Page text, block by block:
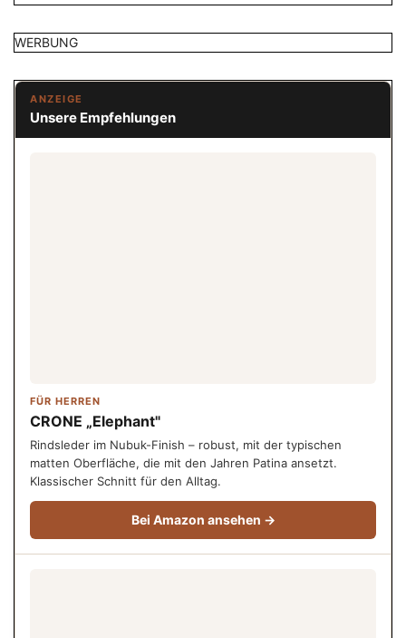
WERBUNG
ANZEIGE
Unsere Empfehlungen
FÜR HERREN
CRONE „Elephant"
Rindsleder im Nubuk-Finish – robust, mit der typischen
matten Oberfläche, die mit den Jahren Patina ansetzt.
Klassischer Schnitt für den Alltag.
Bei Amazon ansehen →